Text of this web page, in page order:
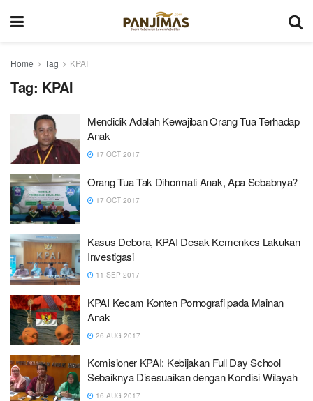
Home Tag KPAI
Tag: KPAI
Mendidik Adalah Kewajiban Orang Tua Terhadap
Anak
17 OCT 2017
Orang Tua Tak Dihormati Anak, Apa Sebabnya?
17 OCT 2017
Kasus Debora, KPAI Desak Kemenkes Lakukan
Investigasi
11 SEP 2017
KPAI Kecam Konten Pornografi pada Mainan
Anak
26 AUG 2017
Komisioner KPAI: Kebijakan Full Day School
Sebaiknya Disesuaikan dengan Kondisi Wilayah
16 AUG 2017